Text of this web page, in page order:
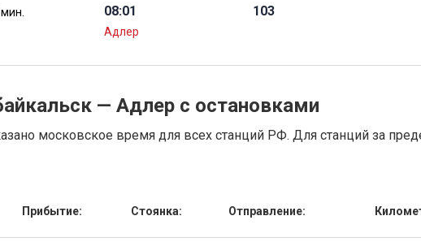
08:01
Адлер
103
— Адлер с остановками
московское время для всех станций РФ. Для станций за
Прибытие: Стоянка: Отправление: